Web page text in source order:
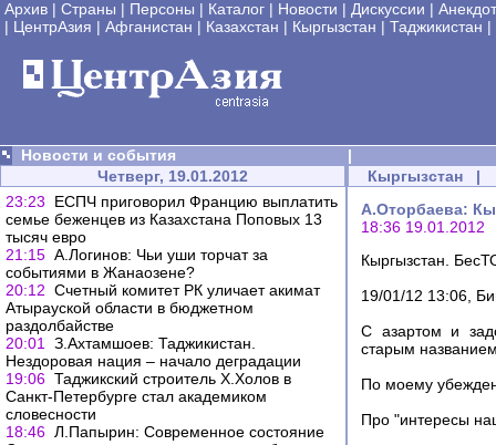
Архив | Страны | Персоны | Каталог | Новости | Дискуссии |
| ЦентрАзия | Афганистан | Казахстан | Кыргызстан | Таджикистан |
Новости и события
|
Четверг, 19.01.2012
23:23
ЕСПЧ приговорил Францию выплатить
семье беженцев из Казахстана Поповых 13
тысяч евро
21:15 А.Логинов: Чьи уши торчат за
событиями в Жанаозене?
20:12 Счетный комитет РК уличает акимат
Атырауской области в бюджетном
раздолбайстве
20:01
З.Ахтамшоев: Таджикистан.
Нездоровая нация – начало деградации
19:06 Таджикский строитель Х.Холов в
Санкт-Петербурге стал академиком
словесности
18:46 Л.Папырин: Современное состояние
Кыргызстан |
А.Оторбаева:
18:36 19.01.2012
Кыргызстан.
19/01/12 13:06,
С азартом и
старым
По моему
Про "интересы